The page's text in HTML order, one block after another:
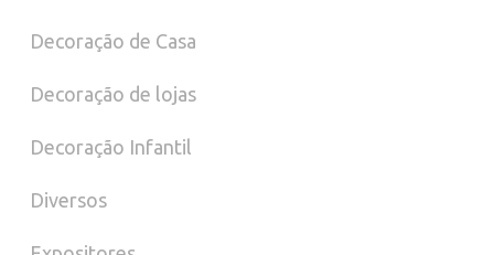
Decoração de Casa
Decoração de lojas
Decoração Infantil
Diversos